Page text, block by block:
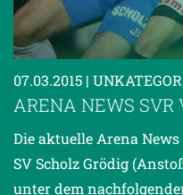
07.03.2015 |
ARENA NEWS SVR
Die aktuelle Arena
SV Scholz Grödig
unter dem